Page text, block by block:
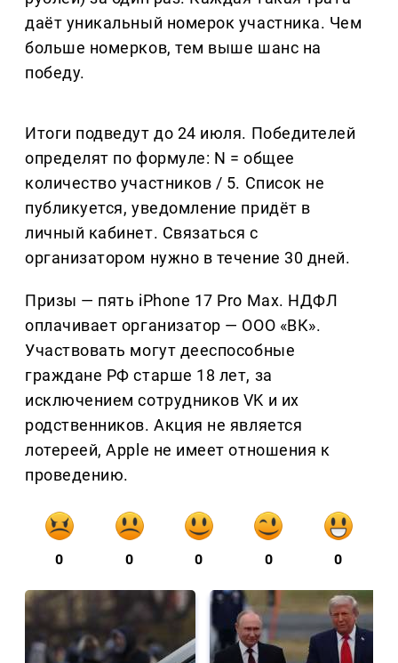
даёт уникальный номерок участника. Чем
больше номерков, тем выше шанс на
победу.
Итоги подведут до 24 июля. Победителей
определят по формуле: N = общее
количество участников / 5. Список не
публикуется, уведомление придёт в
личный кабинет. Связаться с
организатором нужно в течение 30 дней.
Призы — пять iPhone 17 Pro Max. НДФЛ
оплачивает организатор — ООО «ВК».
Участвовать могут дееспособные
граждане РФ старше 18 лет, за
исключением сотрудников VK и их
родственников. Акция не является
лотереей, Apple не имеет отношения к
проведению.
0 0 0 0 0